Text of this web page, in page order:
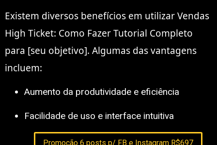
Existem diversos benefícios em utilizar Vendas
High Ticket: Como Fazer Tutorial Completo
para [seu objetivo]. Algumas das vantagens
incluem:
Aumento da produtividade e eficiência
Facilidade de uso e interface intuitiva
Promoção 6 posts p/ FB e Instagram R$697